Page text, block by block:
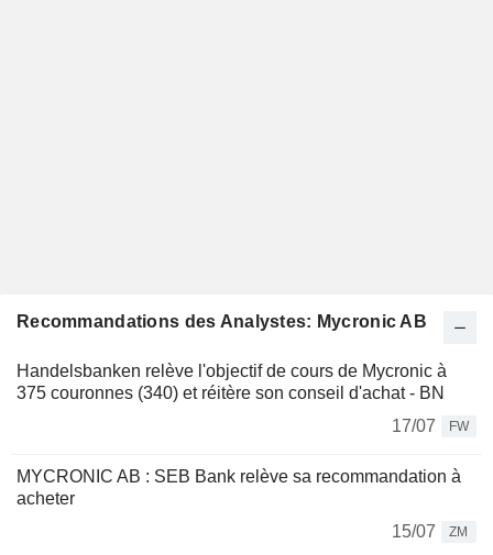
Recommandations des Analystes: Mycronic AB
Handelsbanken relève l'objectif de cours de Mycronic à
375 couronnes (340) et réitère son conseil d'achat - BN
17/07
FW
MYCRONIC AB : SEB Bank relève sa recommandation à
acheter
15/07
ZM